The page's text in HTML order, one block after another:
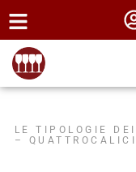
LE TIPOLOGIE
– QUATTROCALICI